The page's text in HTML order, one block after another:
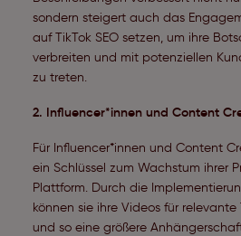
sondern steigert auch das
auf TikTok SEO setzen, um ihre
verbreiten und mit potenziellen
zu treten.
2. Influencer*innen und Content
Für Influencer*innen und Content
ein Schlüssel zum Wachstum ihrer
Plattform. Durch die
können sie ihre Videos für
und so eine größere